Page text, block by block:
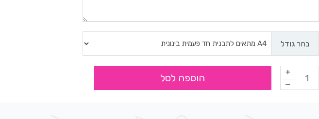
בחר גודל
הוספה לסל